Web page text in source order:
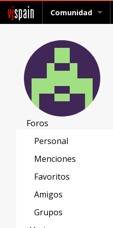
vjspain Comunidad
Foros
Personal
Menciones
Favoritos
Amigos
Grupos